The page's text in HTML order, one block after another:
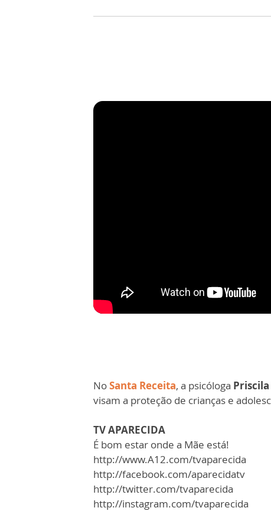
NoSanta Receita, a psicóloga
visam a proteção de crianças e
TV APARECIDA
É bom estar onde a Mãe está!
http://www.A12.com/tvaparecida
http://facebook.com/aparecidatv
http://twitter.com/tvaparecida
http://instagram.com/tvaparecida